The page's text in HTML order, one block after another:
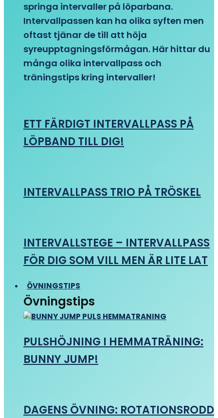
springa intervaller på löparbana.
Intervallpassen kan ha olika syften men
oftast tjänar de till att höja
syreupptagningsförmågan. Här hittar du
många olika intervallpass och
träningstips kring intervaller!
ETT FÄRDIGT INTERVALLPASS PÅ
LÖPBAND TILL DIG!
INTERVALLPASS TRIO PÅ TRÖSKEL
INTERVALLSTEGE – INTERVALLPASS
FÖR DIG SOM VILL MEN ÄR LITE LAT
ÖVNINGSTIPS
Övningstips
PULSHÖJNING I HEMMATRÄNING:
BUNNY JUMP!
DAGENS ÖVNING: ROTATIONSRODD